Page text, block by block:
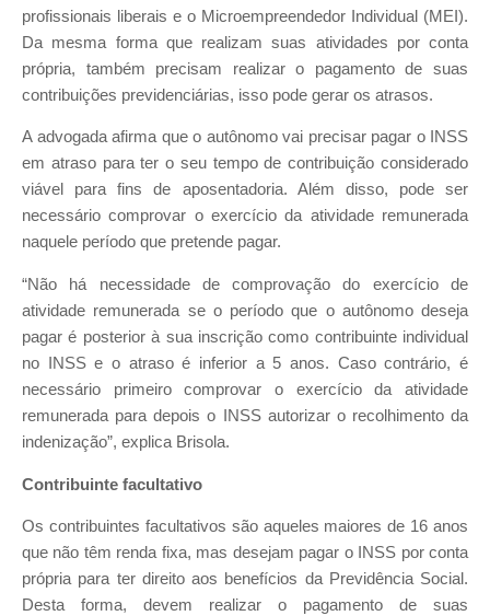
profissionais liberais e o Microempreendedor Individual (MEI).
Da mesma forma que realizam suas atividades por conta
própria, também precisam realizar o pagamento de suas
contribuições previdenciárias, isso pode gerar os atrasos.
A advogada afirma que o autônomo vai precisar pagar o INSS
em atraso para ter o seu tempo de contribuição considerado
viável para fins de aposentadoria. Além disso, pode ser
necessário comprovar o exercício da atividade remunerada
naquele período que pretende pagar.
“Não há necessidade de comprovação do exercício de
atividade remunerada se o período que o autônomo deseja
pagar é posterior à sua inscrição como contribuinte individual
no INSS e o atraso é inferior a 5 anos. Caso contrário, é
necessário primeiro comprovar o exercício da atividade
remunerada para depois o INSS autorizar o recolhimento da
indenização”, explica Brisola.
Contribuinte facultativo
Os contribuintes facultativos são aqueles maiores de 16 anos
que não têm renda fixa, mas desejam pagar o INSS por conta
própria para ter direito aos benefícios da Previdência Social.
Desta forma, devem realizar o pagamento de suas